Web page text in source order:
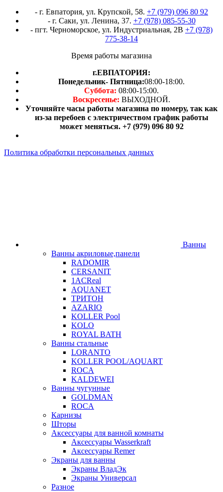
- г. Евпатория, ул. Крупской, 58. +7 (979) 096 80 92
- г. Саки, ул. Ленина, 37. +7 (978) 085-55-30
- пгт. Черноморское, ул. Индустриальная, 2В +7 (978)
775-38-14
Время работы магазина
г.ЕВПАТОРИЯ:
Понедельник- Пятница:08:00-18:00.
Суббота: 08:00-15:00.
Воскресенье: ВЫХОДНОЙ.
Уточняйте часы работы магазина по номеру, так как
из-за перебоев с электричеством график работы
может меняться. +7 (979) 096 80 92
Политика обработки персональных данных
Ванны
Ванны акриловые,панели
RADOMIR
CERSANIT
1ACReal
AQUANET
ТРИТОН
AZARIO
KOLLER Pool
KOLO
ROYAL BATH
Ванны стальные
LORANTO
KOLLER POOL/AQUART
ROCA
KALDEWEI
Ванны чугунные
GOLDMAN
ROCA
Карнизы
Шторы
Аксессуары для ванной комнаты
Аксессуары Wasserkraft
Аксессуары Remer
Экраны для ванны
Экраны ВладЭк
Экраны Универсал
Разное